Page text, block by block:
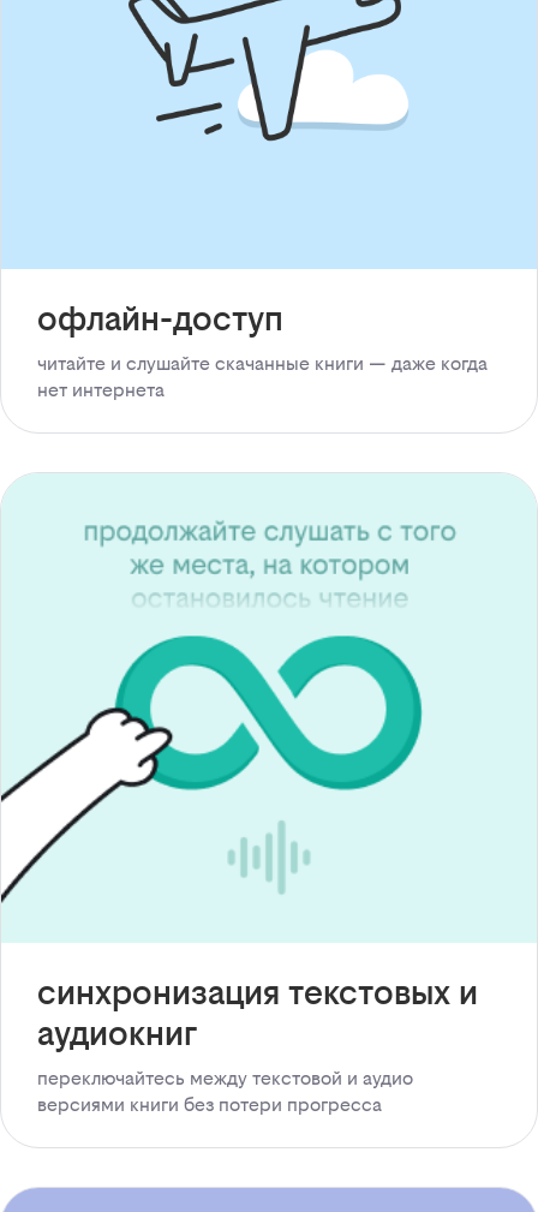
офлайн-доступ
читайте и слушайте скачанные книги — даже когда
нет интернета
синхронизация текстовых и
аудиокниг
переключайтесь между текстовой и аудио
версиями книги без потери прогресса